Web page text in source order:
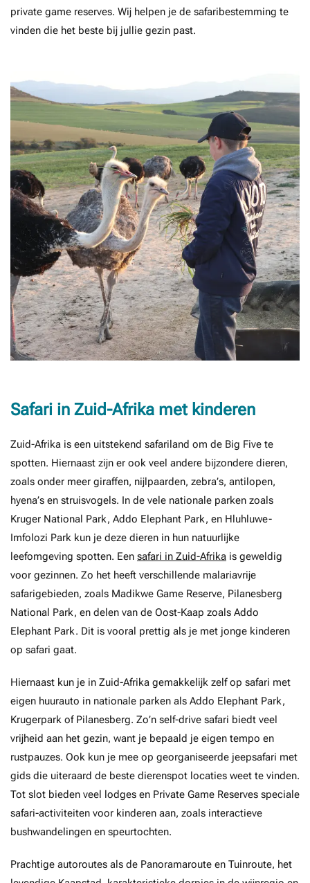
private game reserves. Wij helpen je de safaribestemming te
vinden die het beste bij jullie gezin past.
Safari in Zuid-Afrika met kinderen
Zuid-Afrika is een uitstekend safariland om de Big Five te
spotten. Hiernaast zijn er ook veel andere bijzondere dieren,
zoals onder meer giraffen, nijlpaarden, zebra’s, antilopen,
hyena’s en struisvogels. In de vele nationale parken zoals
Kruger National Park, Addo Elephant Park, en Hluhluwe-
Imfolozi Park kun je deze dieren in hun natuurlijke
leefomgeving spotten. Een safari in Zuid-Afrika is geweldig
voor gezinnen. Zo het heeft verschillende malariavrije
safarigebieden, zoals Madikwe Game Reserve, Pilanesberg
National Park, en delen van de Oost-Kaap zoals Addo
Elephant Park. Dit is vooral prettig als je met jonge kinderen
op safari gaat.
Hiernaast kun je in Zuid-Afrika gemakkelijk zelf op safari met
eigen huurauto in nationale parken als Addo Elephant Park,
Krugerpark of Pilanesberg. Zo’n self-drive safari biedt veel
vrijheid aan het gezin, want je bepaald je eigen tempo en
rustpauzes. Ook kun je mee op georganiseerde jeepsafari met
gids die uiteraard de beste dierenspot locaties weet te vinden.
Tot slot bieden veel lodges en Private Game Reserves speciale
safari-activiteiten voor kinderen aan, zoals interactieve
bushwandelingen en speurtochten.
Prachtige autoroutes als de Panoramaroute en Tuinroute, het